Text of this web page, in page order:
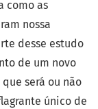
como as
nossa
desse estudo
de um novo
será ou não
único de